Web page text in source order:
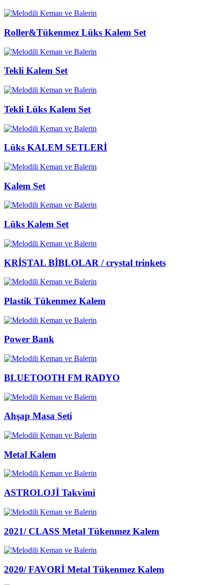
Roller&Tükenmez Lüks Kalem Set
Tekli Kalem Set
Tekli Lüks Kalem Set
Lüks KALEM SETLERİ
Kalem Set
Lüks Kalem Set
KRİSTAL BİBLOLAR / crystal trinkets
Plastik Tükenmez Kalem
Power Bank
BLUETOOTH FM RADYO
Ahşap Masa Seti
Metal Kalem
ASTROLOJİ Takvimi
2021/ CLASS Metal Tükenmez Kalem
2020/ FAVORİ Metal Tükenmez Kalem